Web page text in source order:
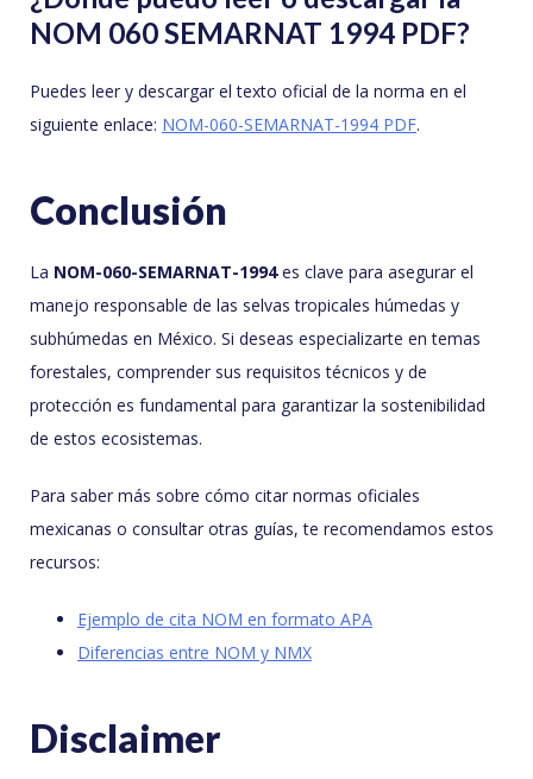
NOM 060 SEMARNAT 1994 PDF?
Puedes leer y descargar el texto oficial de la norma en el
siguiente enlace: NOM-060-SEMARNAT-1994 PDF.
Conclusión
La NOM-060-SEMARNAT-1994es clave para asegurar el
manejo responsable de las selvas tropicales húmedas y
subhúmedas en México. Si deseas especializarte en temas
forestales, comprender sus requisitos técnicos y de
protección es fundamental para garantizar la sostenibilidad
de estos ecosistemas.
Para saber más sobre cómo citar normas oficiales
mexicanas o consultar otras guías, te recomendamos estos
recursos:
Ejemplo de cita NOM en formato APA
Diferencias entre NOM y NMX
Disclaimer